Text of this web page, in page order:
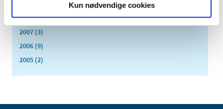
Kun nødvendige cookies
2008 (8)
2007 (3)
2006 (9)
2005 (2)